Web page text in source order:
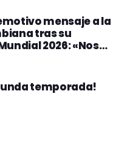
mensaje a la
tras su
2026: «Nos
temporada!